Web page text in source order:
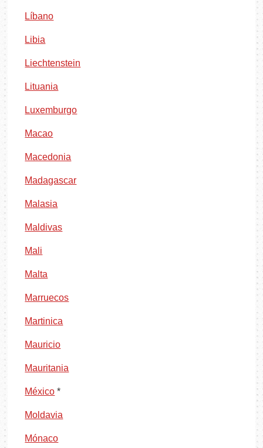
Líbano
Libia
Liechtenstein
Lituania
Luxemburgo
Macao
Macedonia
Madagascar
Malasia
Maldivas
Mali
Malta
Marruecos
Martinica
Mauricio
Mauritania
México *
Moldavia
Mónaco